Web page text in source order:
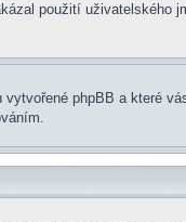
použití
phpBB a které